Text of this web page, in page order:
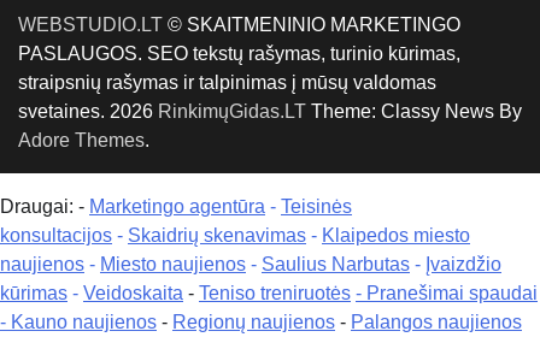
WEBSTUDIO.LT © SKAITMENINIO MARKETINGO
PASLAUGOS. SEO tekstų rašymas, turinio kūrimas,
straipsnių rašymas ir talpinimas į mūsų valdomas
svetaines. 2026 RinkimųGidas.LT Theme: Classy News By
Adore Themes.
Draugai: - Marketingo agentūra - Teisinės
konsultacijos - Skaidrių skenavimas - Klaipedos miesto
naujienos - Miesto naujienos - Saulius Narbutas - Įvaizdžio
kūrimas - Veidoskaita - Teniso treniruotės - Pranešimai spaudai
- Kauno naujienos - Regionų naujienos - Palangos naujienos